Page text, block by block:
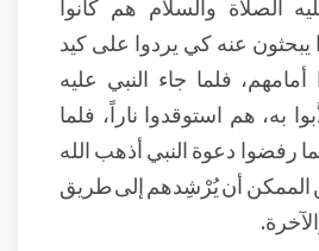
يبحثون عنه كي يردوا على كيد
أمامهم، فلما جاء النبي عليه
به، هم استوقدوا ناراً، فلما
رفضوا دعوة النبي أذهب الله
الممكن أن يُرْشِدهم إلى طريق